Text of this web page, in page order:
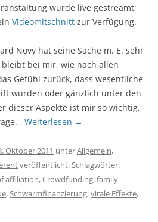
wurde live gestreamt;
Videomitschnitt zur Verfügung.
Novy hat seine Sache m. E. sehr
bei mir, wie nach allen
Gefühl zurück, dass wesentliche
wurden oder gänzlich unter den
dieser Aspekte ist mir so wichtig,
Weiterlesen →
Oktober 2011 unterAllgemein,
veröffentlicht. Schlagwörter:
affiliation,Crowdfunding,family
,Schwarmfinanzierung,virale Effekte,